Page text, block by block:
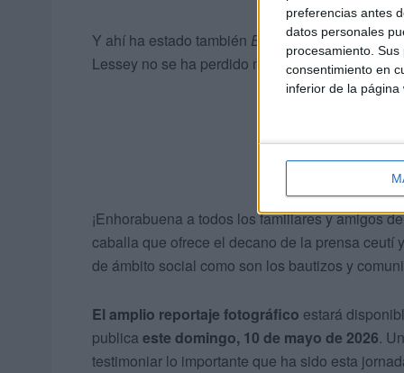
preferencias antes
datos personales
procesamiento.
consentimiento en
inferior de la página
Y ahí ha estado también El Faro de Ceutapara
Lessey no se ha perdido nada de lo ocurrido
¡Enhorabuena a todos los familiares y amigos
caballa que ofrece el decano de la prensa ceutí
de ámbito social como son los bautizos y
El amplio reportaje fotográfico estará
publica este domingo, 10 de mayo de 2026.
testimoniar lo importante que ha sido esta